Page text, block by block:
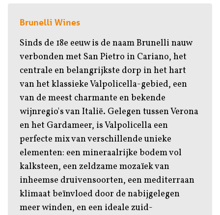
Brunelli Wines
Sinds de 18e eeuw is de naam Brunelli nauw
verbonden met San Pietro in Cariano, het
centrale en belangrijkste dorp in het hart
van het klassieke Valpolicella-gebied, een
van de meest charmante en bekende
wijnregio's van Italië. Gelegen tussen Verona
en het Gardameer, is Valpolicella een
perfecte mix van verschillende unieke
elementen: een mineraalrijke bodem vol
kalksteen, een zeldzame mozaïek van
inheemse druivensoorten, een mediterraan
klimaat beïnvloed door de nabijgelegen
meer winden, en een ideale zuid-